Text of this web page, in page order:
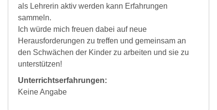
als Lehrerin aktiv werden kann Erfahrungen
sammeln.
Ich würde mich freuen dabei auf neue
Herausforderungen zu treffen und gemeinsam an
den Schwächen der Kinder zu arbeiten und sie zu
unterstützen!
Unterrichtserfahrungen:
Keine Angabe